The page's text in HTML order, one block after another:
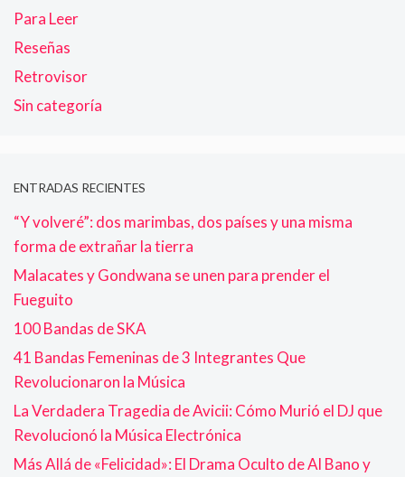
Para Leer
Reseñas
Retrovisor
Sin categoría
ENTRADAS RECIENTES
“Y volveré”: dos marimbas, dos países y una misma
forma de extrañar la tierra
Malacates y Gondwana se unen para prender el
Fueguito
100 Bandas de SKA
41 Bandas Femeninas de 3 Integrantes Que
Revolucionaron la Música
La Verdadera Tragedia de Avicii: Cómo Murió el DJ que
Revolucionó la Música Electrónica
Más Allá de «Felicidad»: El Drama Oculto de Al Bano y